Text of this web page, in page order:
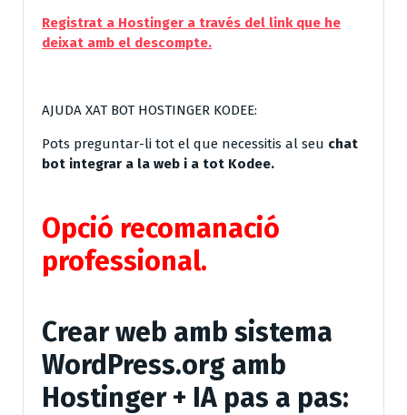
Registrat a Hostinger a través del link que he
deixat amb el descompte.
AJUDA XAT BOT HOSTINGER KODEE:
Pots preguntar-li tot el que necessitis al seu chat
bot integrar a la web i a tot Kodee.
Opció recomanació
professional.
Crear web amb sistema
WordPress.org amb
Hostinger + IA pas a pas: